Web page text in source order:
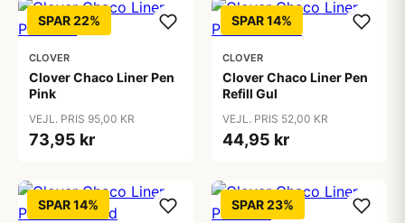
SPAR 22%
CLOVER
Clover Chaco Liner Pen
Pink
VEJL. PRIS 95,00 KR
73,95 kr
SPAR 14%
CLOVER
Clover Chaco Liner Pen
Refill Gul
VEJL. PRIS 52,00 KR
44,95 kr
SPAR 14% SPAR 23%